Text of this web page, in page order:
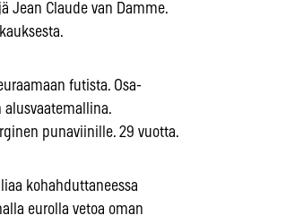
Jean Claude van Damme.
futista. Osa-
alusvaatemallina.
punaviinille. 29 vuotta.
kohahduttaneessa
eurolla vetoa oman